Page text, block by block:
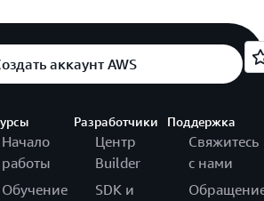
аккаунт AWS
Начало
работы
Обучение
Разработчики
Центр
Builder
SDK и
Поддержка
Свяжитесь
с нами